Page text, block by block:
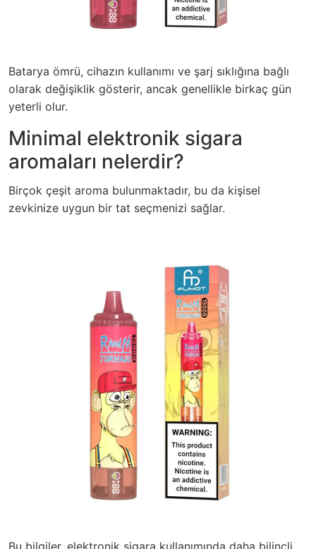
Batarya ömrü, cihazın kullanımı ve şarj sıklığına bağlı
olarak değişiklik gösterir, ancak genellikle birkaç gün
yeterli olur.
Minimal elektronik sigara
aromaları nelerdir?
Birçok çeşit aroma bulunmaktadır, bu da kişisel
zevkinize uygun bir tat seçmenizi sağlar.